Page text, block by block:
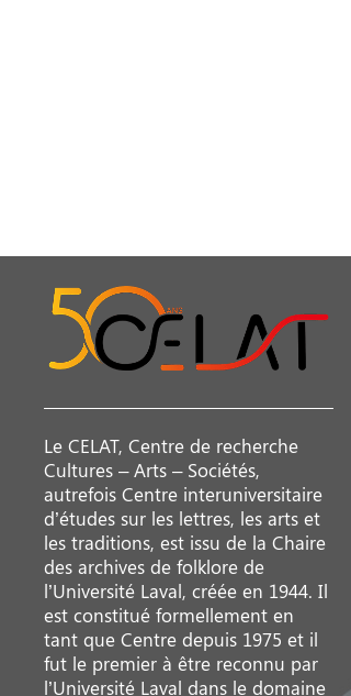
Le CELAT, Centre de recherche
Cultures – Arts – Sociétés,
autrefois Centre interuniversitaire
d’études sur les lettres, les arts et
les traditions, est issu de la Chaire
des archives de folklore de
l’Université Laval, créée en 1944. Il
est constitué formellement en
tant que Centre depuis 1975 et il
fut le premier à être reconnu par
l’Université Laval dans le domaine